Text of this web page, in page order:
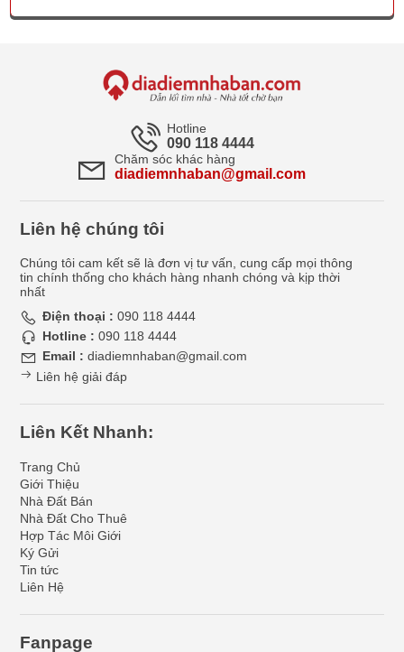
Hotline
090 118 4444
Chăm sóc khác hàng
diadiemnhaban@gmail.com
Liên hệ chúng tôi
Chúng tôi cam kết sẽ là đơn vị tư vấn, cung cấp mọi thông
tin chính thống cho khách hàng nhanh chóng và kịp thời
nhất
Điện thoại : 090 118 4444
Hotline : 090 118 4444
Email : diadiemnhaban@gmail.com
Liên hệ giải đáp
Liên Kết Nhanh:
Trang Chủ
Giới Thiệu
Nhà Đất Bán
Nhà Đất Cho Thuê
Hợp Tác Môi Giới
Ký Gửi
Tin tức
Liên Hệ
Fanpage